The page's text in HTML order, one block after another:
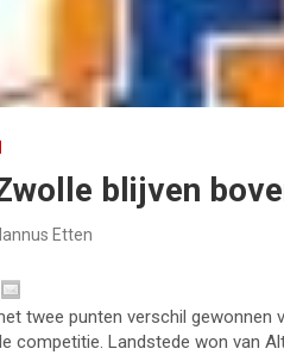
blijven
Etten
twee punten verschil
competitie. Landstede won van